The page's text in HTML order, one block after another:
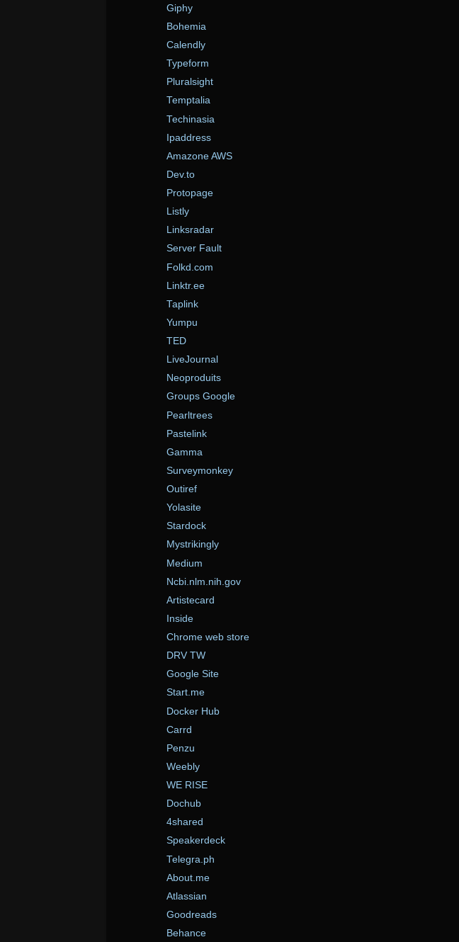
Giphy
Bohemia
Calendly
Typeform
Pluralsight
Temptalia
Techinasia
Ipaddress
Amazone AWS
Dev.to
Protopage
Listly
Linksradar
Server Fault
Folkd.com
Linktr.ee
Taplink
Yumpu
TED
LiveJournal
Neoproduits
Groups Google
Pearltrees
Pastelink
Gamma
Surveymonkey
Outiref
Yolasite
Stardock
Mystrikingly
Medium
Ncbi.nlm.nih.gov
Artistecard
Inside
Chrome web store
DRV TW
Google Site
Start.me
Docker Hub
Carrd
Penzu
Weebly
WE RISE
Dochub
4shared
Speakerdeck
Telegra.ph
About.me
Atlassian
Goodreads
Behance